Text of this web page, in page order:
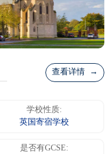
查看详情 →
学校性质:
英国寄宿学校
是否有GCSE: